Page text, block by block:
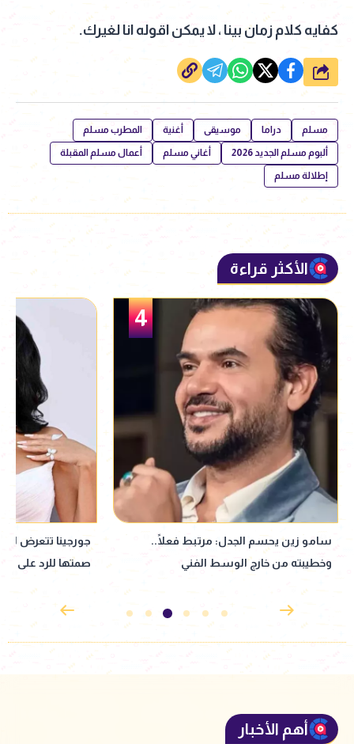
كفايه كلام زمان بينا ، لا يمكن اقوله انا لغيرك.
شارك
مسلم دراما موسيقى أغنية المطرب مسلم
ألبوم مسلم الجديد 2026 أغاني مسلم أعمال مسلم المقبلة
إطلالة مسلم
الأكثر قراءة
5
جورجينا تتعرض لحملة سخرية.. وتخرج عن
صمتها للرد على منتقديها
ملك قورة تستعد
الساحل الشمالي
أهم الأخبار